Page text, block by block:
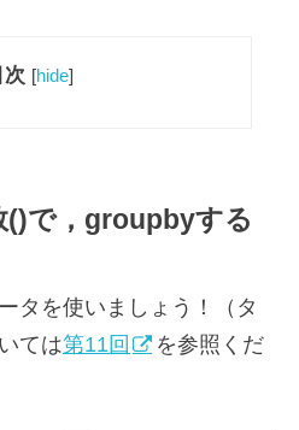
次 [hide]
で，groupbyする
タを使いましょう！（タ
ては第11回
を参照くだ